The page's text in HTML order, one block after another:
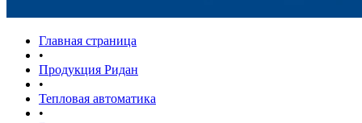
Главная страница
•
Продукция Ридан
•
Тепловая автоматика
•